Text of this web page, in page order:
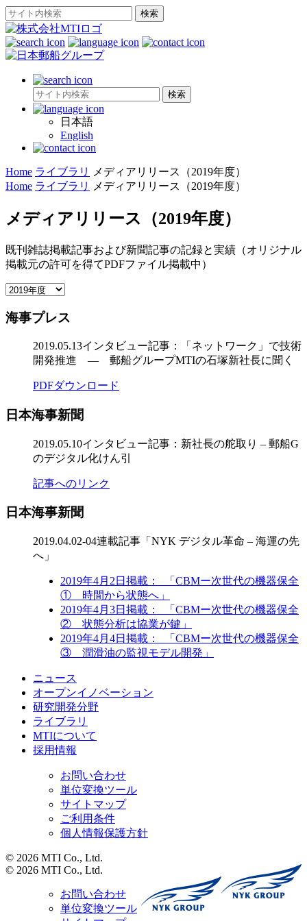
日本語
English
Home ライブラリ
メディアリリース（2019年度）
Home ライブラリ メディアリリース（2019年度）
メディアリリース（2019年度）
既刊雑誌掲載記事および新聞記事の記録と実績（オリジナル
掲載元の許可を得てPDFファイル掲載中）
海事プレス
2019.05.13インタビュー記事：「ネットワーク」で技術
開発推進 ― 郵船グループMTIの石塚新社長に聞く
PDFダウンロード
日本海事新聞
2019.05.10インタビュー記事：新社長の舵取り – 郵船G
のデジタル化けん引
記事へのリンク
日本海事新聞
2019.04.02-04連載記事「NYK デジタル革命 – 海運の先
へ」
2019年4月2日掲載： 「CBMー次世代の機器保全
① 時間から状態へ」
2019年4月3日掲載： 「CBMー次世代の機器保全
② 状態分析は協業が鍵」
2019年4月4日掲載： 「CBMー次世代の機器保全
③ 潤滑油の監視モデル開発」
ニュース
オープンイノベーション
研究開発分野
ライブラリ
MTIについて
採用情報
お問い合わせ
単位変換ツール
サイトマップ
ご利用条件
個人情報保護方針
© 2026 MTI Co., Ltd.
© 2026 MTI Co., Ltd.
お問い合わせ
単位変換ツール